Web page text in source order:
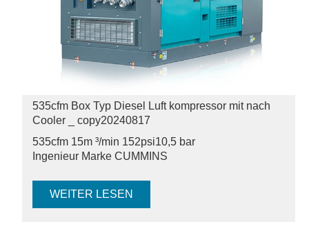
535cfm Box Typ Diesel Luft kompressor mit nach
Cooler _ copy20240817
535cfm 15m ³/min 152psi10,5 bar
Ingenieur Marke CUMMINS
WEITER LESEN